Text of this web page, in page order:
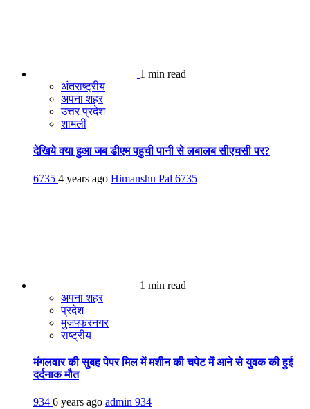
1 min read
अंतराष्ट्रीय
अपना शहर
उत्तर प्रदेश
शामली
देखिये क्या हुआ जब डीएम पहुची पानी से लबालब सीएचसी पर?
6735 4 years ago Himanshu Pal 6735
1 min read
अपना शहर
प्रदेश
मुजफ्फरनगर
राष्ट्रीय
मंगलवार की सुबह पेपर मिल में मशीन की चपेट में आने से युवक की हुई
दर्दनाक मौत
934 6 years ago admin 934